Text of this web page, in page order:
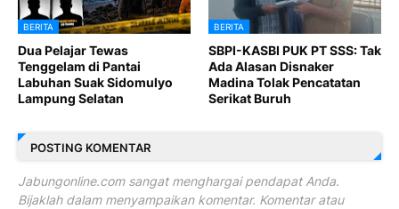
BERITA
Dua Pelajar Tewas
Tenggelam di Pantai
Labuhan Suak Sidomulyo
Lampung Selatan
BERITA
SBPI-KASBI PUK PT SSS: Tak
Ada Alasan Disnaker
Madina Tolak Pencatatan
Serikat Buruh
POSTING KOMENTAR
Jabungonline.com sangat menghargai pendapat Anda.
Bijaklah dalam menyampaikan komentar. Komentar atau